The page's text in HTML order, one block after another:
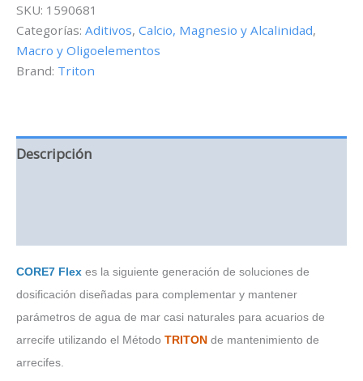
Flex
Triton
Method
4x1L
SKU: 1590681
Categorías: Aditivos, Calcio, Magnesio y Alcalinidad,
Macro y Oligoelementos
Brand: Triton
Descripción
CORE7 Flex es la siguiente generación de soluciones de
dosificación diseñadas para complementar y mantener
parámetros de agua de mar casi naturales para acuarios de
arrecife utilizando el Método TRITON de mantenimiento de
arrecifes.